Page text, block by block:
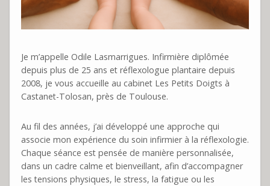
Je m’appelle Odile Lasmarrigues. Infirmière diplômée
depuis plus de 25 ans et réflexologue plantaire depuis
2008, je vous accueille au cabinet Les Petits Doigts à
Castanet-Tolosan, près de Toulouse.
Au fil des années, j’ai développé une approche qui
associe mon expérience du soin infirmier à la réflexologie.
Chaque séance est pensée de manière personnalisée,
dans un cadre calme et bienveillant, afin d’accompagner
les tensions physiques, le stress, la fatigue ou les